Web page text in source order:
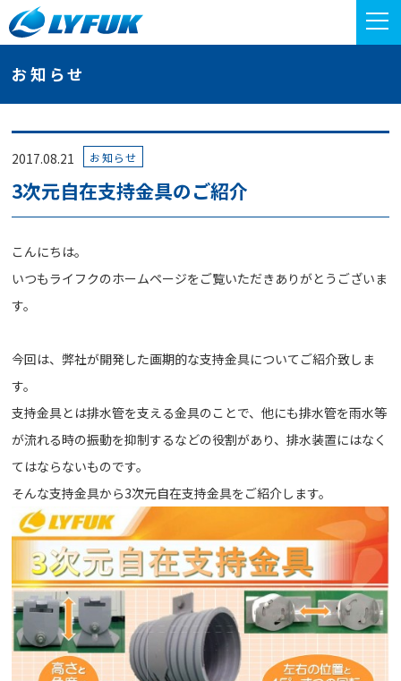
お知らせ
2017.08.21 お知らせ
3次元自在支持金具のご紹介
こんにちは。
いつもライフクのホームページをご覧いただきありがとうございま
す。
今回は、弊社が開発した画期的な支持金具についてご紹介致しま
す。
支持金具とは排水管を支える金具のことで、他にも排水管を雨水等
が流れる時の振動を抑制するなどの役割があり、排水装置にはなく
てはならないものです。
そんな支持金具から3次元自在支持金具をご紹介します。